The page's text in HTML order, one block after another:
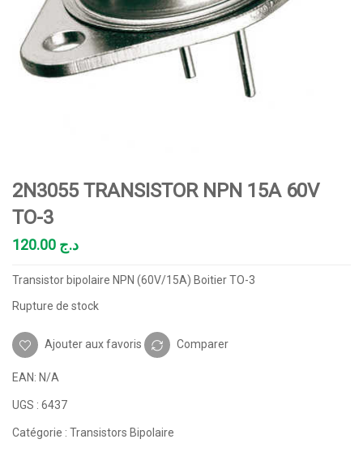
2N3055 TRANSISTOR NPN 15A 60V
TO-3
د.ج
Transistor bipolaire NPN (60V/15A) Boitier TO-3
Rupture de stock
Ajouter aux favoris Comparer
EAN: N/A
UGS : 6437
Catégorie : Transistors Bipolaire